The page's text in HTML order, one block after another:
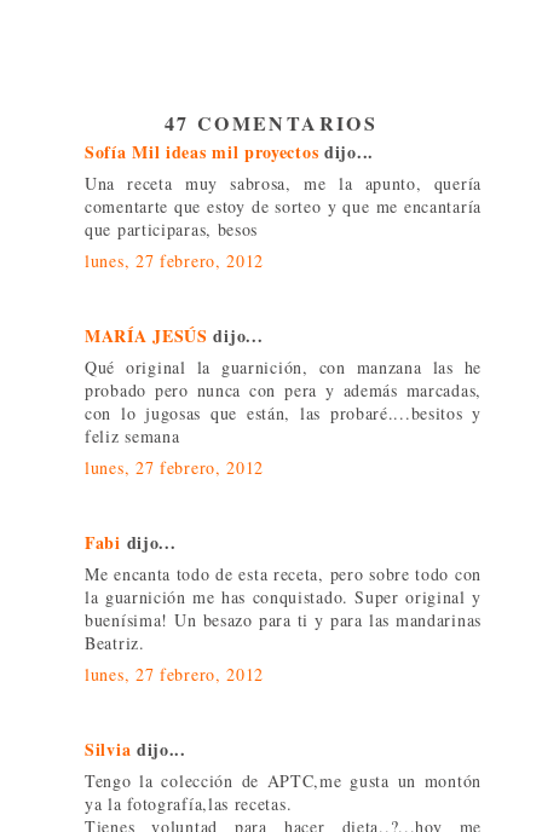
47 COMENTARIOS
Sofía Mil ideas mil proyectos dijo...
Una receta muy sabrosa, me la apunto, quería
comentarte que estoy de sorteo y que me encantaría
que participaras, besos
lunes, 27 febrero, 2012
MARÍA JESÚS dijo...
Qué original la guarnición, con manzana las he
probado pero nunca con pera y además marcadas,
con lo jugosas que están, las probaré....besitos y
feliz semana
lunes, 27 febrero, 2012
Fabi dijo...
Me encanta todo de esta receta, pero sobre todo con
la guarnición me has conquistado. Super original y
buenísima! Un besazo para ti y para las mandarinas
Beatriz.
lunes, 27 febrero, 2012
Silvia dijo...
Tengo la colección de APTC,me gusta un montón
ya la fotografía,las recetas.
Tienes voluntad para hacer dieta..?...hoy me